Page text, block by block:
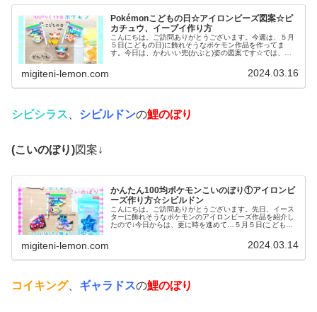
Pokémonこどもの日☆アイロンビーズ図案☆ピ
カチュウ、イーブイ作り方
こんにちは。ご訪問ありがとうございます。今週は、５月
５日(こどもの日)に飾れそうなポケモン作品を作ってま
す。今日は、かわいい兜(かぶと)姿の図案です☆では、本
migiteni-lemon.com 2024.03.16
シビシラス シビルドンの鯉のぼり
(こいのぼり)図案↓
かんたん100均ポケモンこいのぼり①アイロンビ
ーズ作り方☆シビルドン
こんにちは。ご訪問ありがとうございます。先日、イース
ターに飾れそうなポケモンのアイロンビーズ作品を紹介し
たので↓今日からは、更に時を進めて…５月５日(こどもの
migiteni-lemon.com 2024.03.14
コイキング、 ギャラドスの鯉のぼり